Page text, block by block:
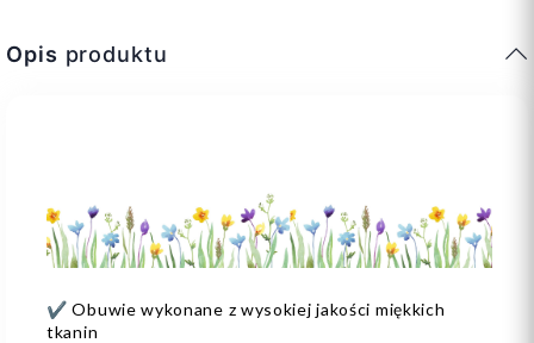
Opis produktu
✔️ Obuwie wykonane z wysokiej jakości miękkich
tkanin